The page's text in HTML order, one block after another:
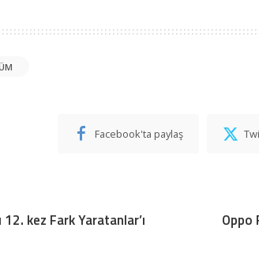
Facebook'ta paylaş
12. kez Fark Yaratanlar’ı
Oppo